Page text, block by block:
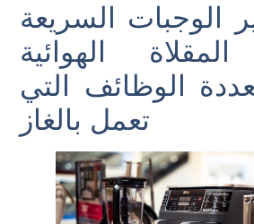
الوجبات السريعة
الهوائية
الوظائف التي
تعمل بالغاز